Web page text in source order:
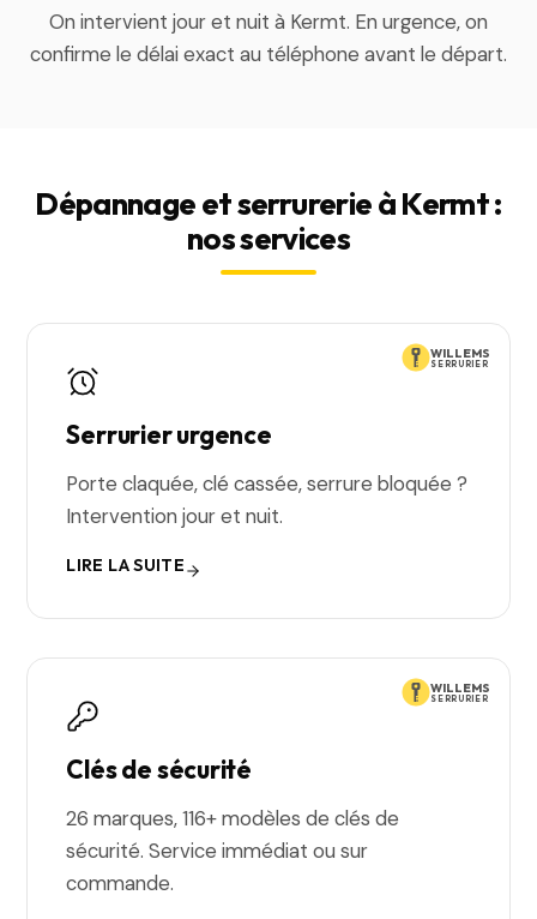
On intervient jour et nuit à Kermt. En urgence, on
confirme le délai exact au téléphone avant le départ.
Dépannage et serrurerie à Kermt :
nos services
WILLEMS
SERRURIER
Serrurier urgence
Porte claquée, clé cassée, serrure bloquée ?
Intervention jour et nuit.
LIRE LA SUITE
WILLEMS
SERRURIER
Clés de sécurité
26 marques, 116+ modèles de clés de
sécurité. Service immédiat ou sur
commande.